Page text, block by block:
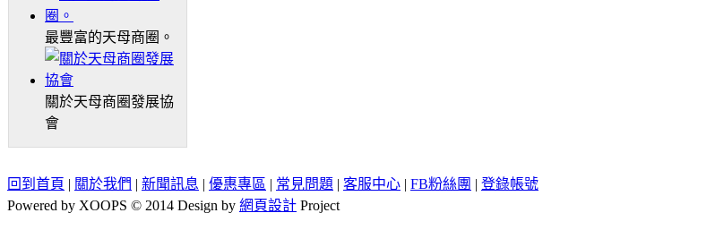
最豐富的天母商圈。
關於天母商圈發展協
會
回到首頁 | 關於我們 | 新聞訊息 | 優惠專區 | 常見問題 | 客服中心 | FB粉絲團 | 登錄帳號
Powered by XOOPS © 2014 Design by 網頁設計 Project